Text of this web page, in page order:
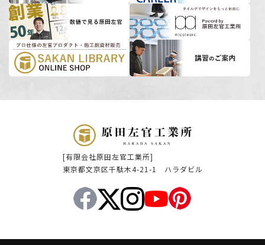
[有限会社原田左官工業所]
東京都文京区千駄木4-21-1 ハラダビル